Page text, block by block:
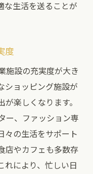
な生活を送ることが
度
施設の充実度が大き
ショッピング施設が
楽しくなります。
ー、ファッション専
々の生活をサポート
店やカフェも多数存
れにより、忙しい日